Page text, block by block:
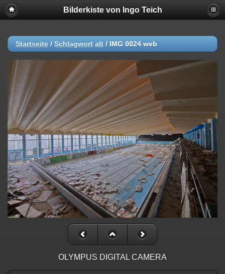
Bilderkiste von Ingo Teich
Startseite / Schlagwort alt / IMG 0024 web
OLYMPUS DIGITAL CAMERA